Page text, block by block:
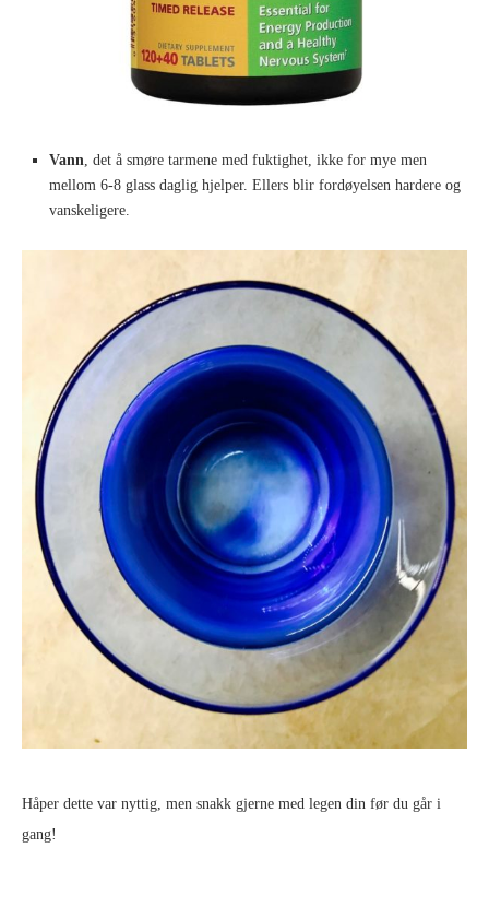
Vann, det å smøre tarmene med fuktighet, ikke for mye men
mellom 6-8 glass daglig hjelper. Ellers blir fordøyelsen hardere og
vanskeligere.
Håper dette var nyttig, men snakk gjerne med legen din før du går i
gang!